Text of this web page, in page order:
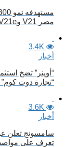
مصر V21 وV21e
3.4K
أخبار
“تجارة دوت
3.6K
أخبار
تعرف على